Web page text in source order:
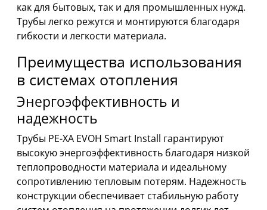
как для бытовых, так и для промышленных нужд.
Трубы легко режутся и монтируются благодаря
гибкости и легкости материала.
Преимущества использования
в системах отопления
Энергоэффективность и
надежность
Трубы PE-XA EVOH Smart Install гарантируют
высокую энергоэффективность благодаря низкой
теплопроводности материала и идеальному
сопротивлению тепловым потерям. Надежность
конструкции обеспечивает стабильную работу